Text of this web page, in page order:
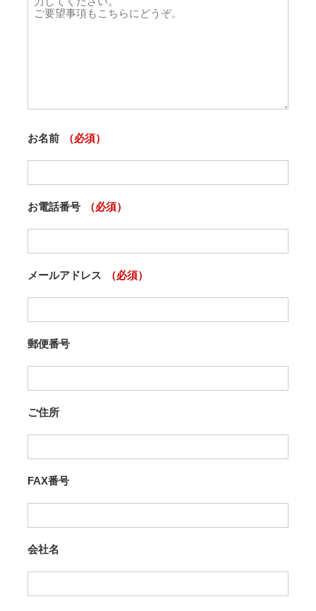
お名前 （必須）
お電話番号 （必須）
メールアドレス （必須）
郵便番号
ご住所
FAX番号
会社名